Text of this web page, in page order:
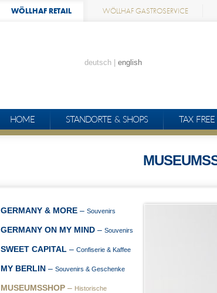
WÖLLHAF RETAIL WÖLLHAF GASTROSERVICE
deutsch english
HOME STANDORTE & SHOPS TAX
GERMANY & MORE – Souvenirs
GERMANY ON MY MIND – Souvenirs
SWEET CAPITAL – Confiserie & Kaffee
MY BERLIN – Souvenirs & Geschenke
MUSEUMSSHOP – Historische